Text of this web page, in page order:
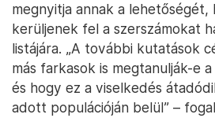
megnyitja annak a lehetőségét,
kerüljenek fel a szerszámokat
listájára. „A további kutatások
más farkasok is megtanulják-e
és hogy ez a viselkedés
adott populációján belül” –